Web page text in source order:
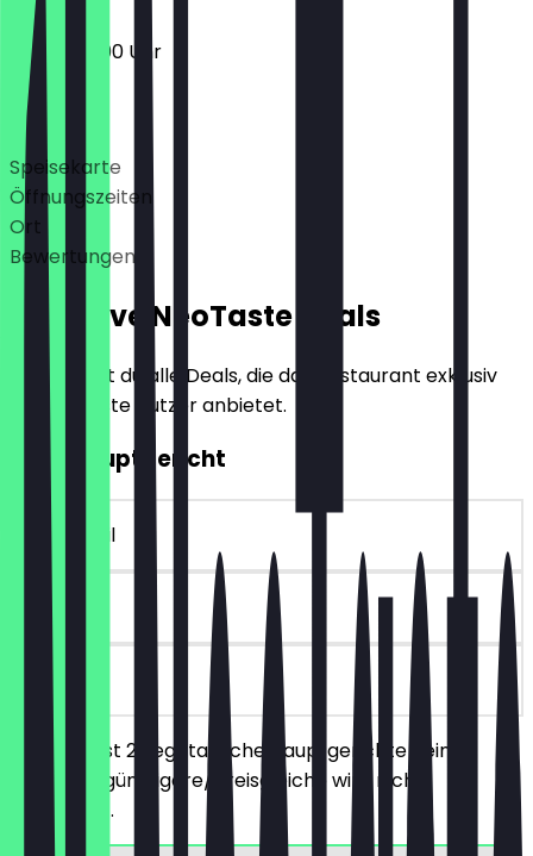
17:00 - 23:00 Uhr
Deals
Speisekarte
Öffnungszeiten
Ort
Bewertungen
Exklusive NeoTaste Deals
Hier findest du alle Deals, die das Restaurant exklusiv
für NeoTaste Nutzer anbietet.
2für1 Hauptgericht
~£ 9 Vorteil
90 Tage
vor Ort
Du bestellst 2 vegetarische Hauptgerichte deiner
Wahl, das günstigere/preisgleiche wird nicht
berechnet.